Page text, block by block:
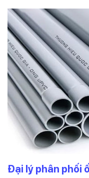
Đại lý phân phối